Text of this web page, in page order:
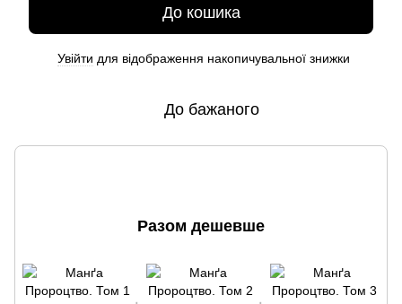
До кошика
Увійти для відображення накопичувальної знижки
До бажаного
Разом дешевше